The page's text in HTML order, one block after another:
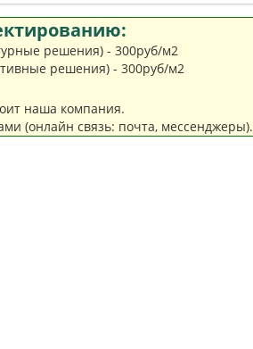
решения) - 300руб/м2
решения) - 300руб/м2
наша компания.
(онлайн связь: почта, мессенджеры).